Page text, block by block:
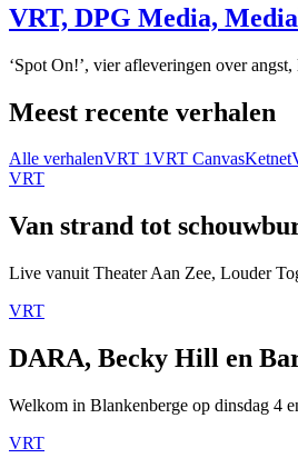
VRT, DPG Media,
‘Spot On!’, vier afleveringen over
Meest recente verhalen
Alle verhalenVRT 1VRT CanvasKetnet
VRT
Van strand tot
Live vanuit Theater Aan Zee, Louder
VRT
DARA, Becky Hill en
Welkom in Blankenberge op dinsdag 4
VRT